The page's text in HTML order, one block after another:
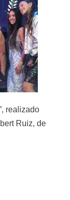
realizado
Ruiz, de